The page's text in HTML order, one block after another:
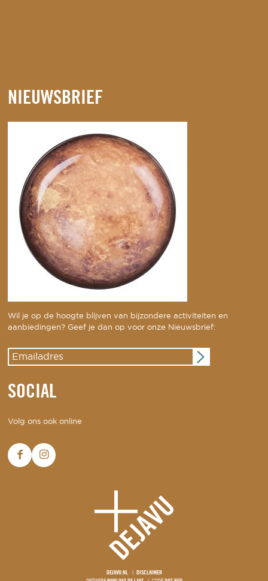
NIEUWSBRIEF
Wil je op de hoogte blijven van bijzondere activiteiten en
aanbiedingen? Geef je dan op voor onze Nieuwsbrief:
SOCIAL
Volg ons ook online
DEJAVU.NL
DISCLAIMER